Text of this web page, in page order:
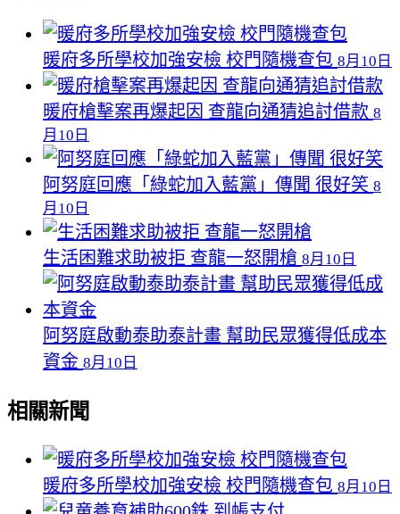
暖府多所學校加強安檢 校門隨機查包 8月10日
暖府槍擊案再爆起因 查龍向通猜追討借款 8
月10日
阿努庭回應「綠蛇加入藍黨」傳聞 很好笑 8
月10日
生活困難求助被拒 查龍一怒開槍 8月10日
阿努庭啟動泰助泰計畫 幫助民眾獲得低成本
資金 8月10日
相關新聞
暖府多所學校加強安檢 校門隨機查包 8月10日